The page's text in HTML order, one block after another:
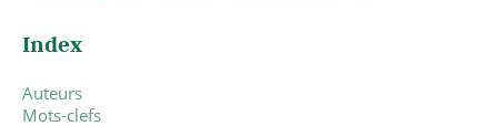
Index
Auteurs
Mots-clefs